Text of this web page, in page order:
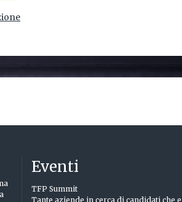
Eventi
TFP Summit
Tante aziende in cerca di candidati che